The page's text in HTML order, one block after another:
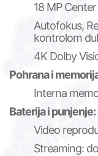
18 MP
Autofokus,
kontrolom
4K Dolby
Pohrana i
Interna
Baterija i punjenje:
Video
Streaming: